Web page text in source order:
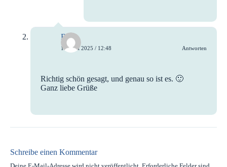
Britta
16. Juni 2025 / 12:48 Antworten
Richtig schön gesagt, und genau so ist es. 🙂
Ganz liebe Grüße
Schreibe einen Kommentar